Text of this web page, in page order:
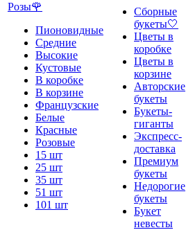
Розы🌹
Пионовидные
Средние
Высокие
Кустовые
В коробке
В корзине
Французские
Белые
Красные
Розовые
15 шт
25 шт
35 шт
51 шт
101 шт
Сборные
букеты🤍
Цветы в
коробке
Цветы в
корзине
Авторские
букеты
Букеты-
гиганты
Экспресс-
доставка
Премиум
букеты
Недорогие
букеты
Букет
невесты